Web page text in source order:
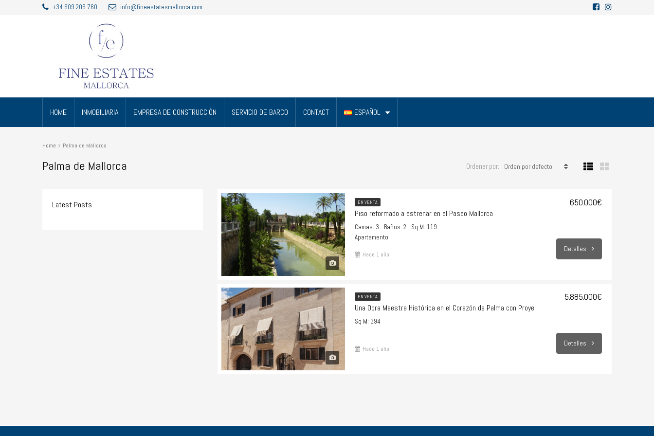
+34 609 206 760 info@fineestatesmallorca.com
HOME INMOBILIARIA EMPRESA DE CONSTRUCCIÓN SERVICIO DE BARCO CONTACT ESPAÑOL
Home Palma de Mallorca
Palma de Mallorca Ordenar por: Orden por defecto
EN VENTA
Piso reformado a estrenar en el Paseo Mallorca
Camas: 3 Baños: 2
Sq M: 119
Apartamento
Hace 1 año
650.000€
Detalles
EN VENTA
Una Obra Maestra Histórica en el Corazón de Palma con Proyecto
Sq M: 394
Hace 1 año
5.885.000€
Detalles
Latest Posts